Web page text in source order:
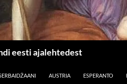
eesti ajalehtedest
AUSTRIA ESPERANTO